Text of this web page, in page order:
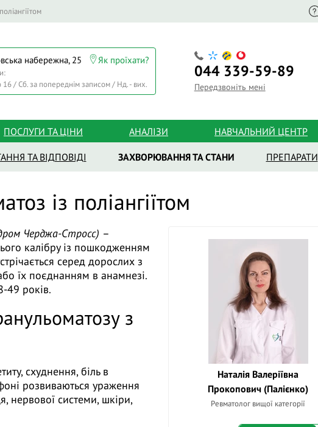
набережна, 25 Як проїхати?
16 / Сб. за попереднім записом / Нд. - вих.
044339-59-89
Передзвоніть мені
ПОСЛУГИ ТА ЦІНИ АНАЛІЗИ НАВЧАЛЬНИЙ ЦЕНТР
ТА ВІДПОВІДІ ЗАХВОРЮВАННЯ ТА СТАНИ ПРЕПАРАТИ
із поліангіїтом
Наталія Валеріївна
Прокопович (Палієнко)
Ревматолог вищої категорії
Черджа-Стросс) –
калібру із пошкодженням
серед дорослих з
їх поєднанням в анамнезі.
49 років.
з
схуднення, біль в
розвиваються ураження
нервової системи, шкіри,